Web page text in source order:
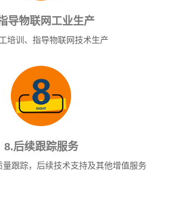
导物联网工业生产
培训、指导物联网技术生产
8.后续跟踪服务
量跟踪，后续技术支持及其他增值服务